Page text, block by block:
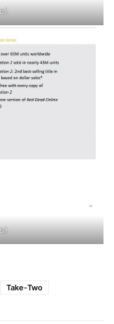
Take-Two